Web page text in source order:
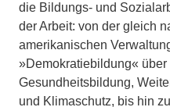
die Bildungs- und
der Arbeit: von der gleich
amerikanischen
»Demokratiebildung«
Gesundheitsbildung,
und Klimaschutz, bis hin